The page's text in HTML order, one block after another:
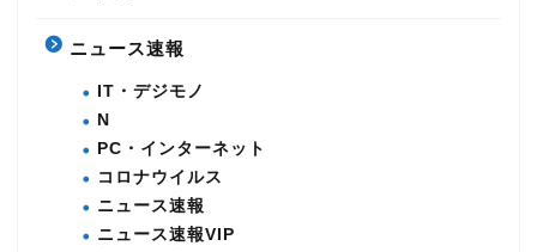
ニュース速報
IT・デジモノ
N
PC・インターネット
コロナウイルス
ニュース速報
ニュース速報VIP